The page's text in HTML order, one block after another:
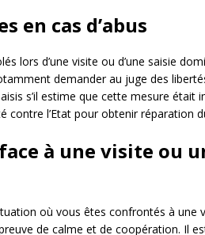
en cas d’abus
lors d’une visite ou d’une saisie
demander au juge des
s’il estime que cette mesure était
contre l’Etat pour obtenir réparation
à une visite ou
où vous êtes confrontés à une
de calme et de coopération. Il